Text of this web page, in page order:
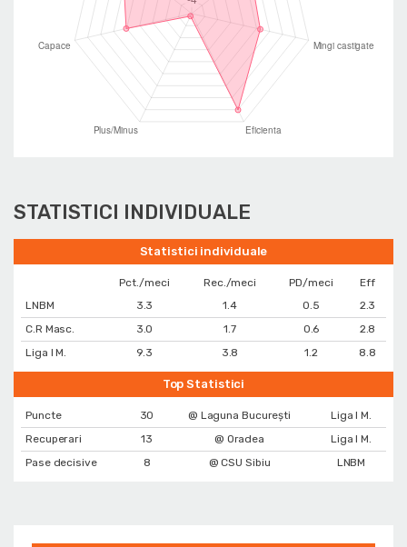
STATISTICI INDIVIDUALE
Statistici individuale
Pct./meci Rec./meci PD/meci
Eff
LNBM
3.3 1.4 0.5
2.3
C.R Masc.
3.0 1.7 0.6
2.8
Liga I M.
9.3 3.8 1.2 8.8
Top Statistici
Puncte 30 @ Laguna București
Liga I M.
Recuperari
13 @ Oradea
Liga I M.
Pase decisive
8 @ CSU Sibiu LNBM